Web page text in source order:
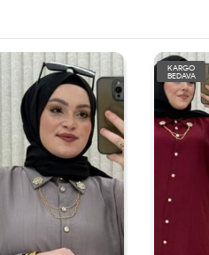
KARGO
BEDAVA